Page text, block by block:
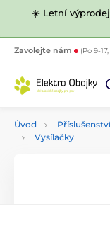
☀️ Letní výprodej
Zavolejte nám (Po 9-
Úvod Příslušenství
Vysílačky